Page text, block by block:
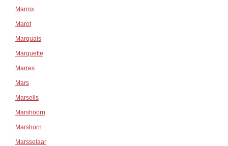
Marnix
Marot
Marquais
Marquette
Marres
Mars
Marselis
Marshoorn
Marshorn
Marsselaar